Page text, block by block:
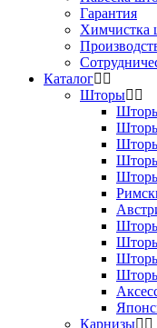
Гарантия
Химчистка
Каталог
Шторы
Шторы
Шторы
Шторы
Карнизы